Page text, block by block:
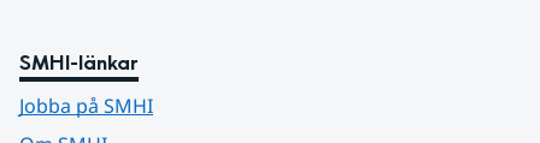
SMHI-länkar
Jobba på SMHI